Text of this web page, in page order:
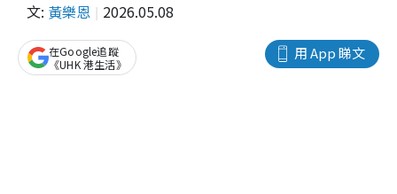
文: 黃樂恩 2026.05.08
用 App 睇文
在Google追蹤
《UHK 港生活》